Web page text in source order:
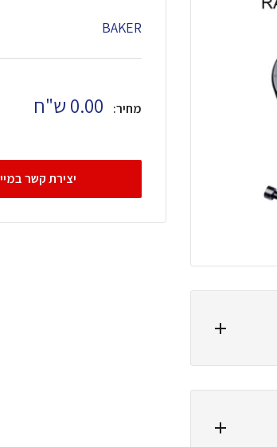
BAKER
מחיר: מחיר
0.00 ש"ח
יצירת קשר